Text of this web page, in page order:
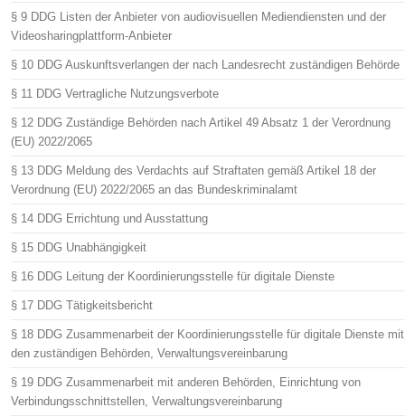
§ 9 DDG Listen der Anbieter von audiovisuellen Mediendiensten und der
Videosharingplattform-Anbieter
§ 10 DDG Auskunftsverlangen der nach Landesrecht zuständigen Behörde
§ 11 DDG Vertragliche Nutzungsverbote
§ 12 DDG Zuständige Behörden nach Artikel 49 Absatz 1 der Verordnung
(EU) 2022/2065
§ 13 DDG Meldung des Verdachts auf Straftaten gemäß Artikel 18 der
Verordnung (EU) 2022/2065 an das Bundeskriminalamt
§ 14 DDG Errichtung und Ausstattung
§ 15 DDG Unabhängigkeit
§ 16 DDG Leitung der Koordinierungsstelle für digitale Dienste
§ 17 DDG Tätigkeitsbericht
§ 18 DDG Zusammenarbeit der Koordinierungsstelle für digitale Dienste mit
den zuständigen Behörden, Verwaltungsvereinbarung
§ 19 DDG Zusammenarbeit mit anderen Behörden, Einrichtung von
Verbindungsschnittstellen, Verwaltungsvereinbarung